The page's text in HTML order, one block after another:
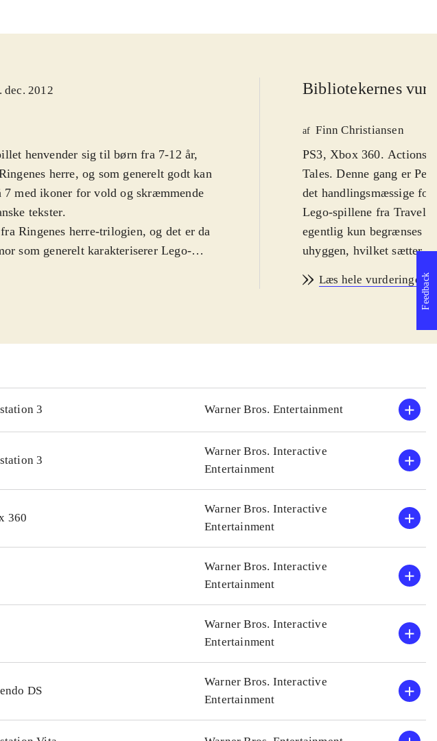
dec. 2012
henvender sig til børn fra 7-12 år,
herre, og som generelt godt kan
med ikoner for vold og skræmmende
tekster.
Ringenes herre-trilogien, og det er da
som generelt karakteriserer Lego-
mørkets skabninger. Man får
utal af talende karakterer fra universet.
Lego-sten som kan bruges til fx at
relativt hurtigt indlært, men byder
målgruppe, og er efter min mening
Bibliotekernes
af Finn Christiansen
PS3, Xbox 360.
Tales. Denne gang er
det handlingsmæssige
Lego-spillene fra
egentlig kun begrænses
uhyggen, hvilket sætter
fra filmene er på
PEGI: 7 samt ikoner for
Spillet følger filmenes
hvor ringen skal
for action, puzzles og
man mithril-klodser og
er der over 80 figurer
man gennemføre spillet
Alle de forrige Lego-spil
I mine øjne er dette det
Læs hele vurderingen
3 Warner Bros. Entertainment
3
Warner Bros. Interactive
Entertainment
360
Warner Bros. Interactive
Entertainment
Warner Bros. Interactive
Entertainment
Warner Bros. Interactive
Entertainment
DS
Warner Bros. Interactive
Entertainment
Feedback